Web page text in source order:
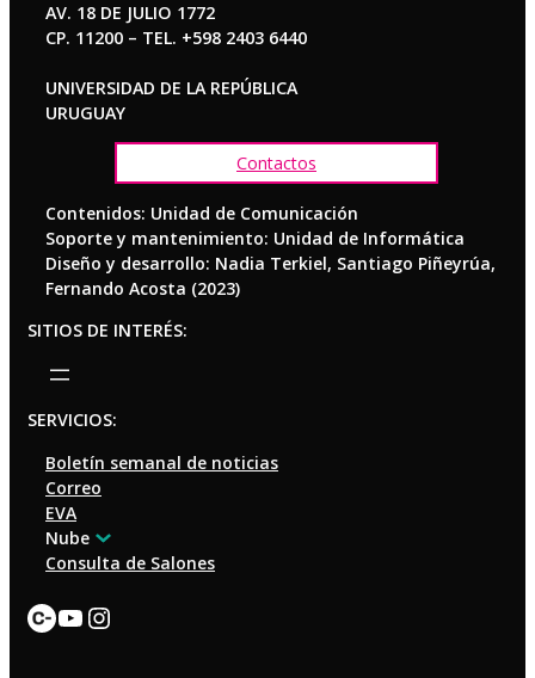
AV. 18 DE JULIO 1772
CP. 11200 – TEL. +598 2403 6440
UNIVERSIDAD DE LA REPÚBLICA
URUGUAY
Contactos
Contenidos: Unidad de Comunicación
Soporte y mantenimiento: Unidad de Informática
Diseño y desarrollo: Nadia Terkiel, Santiago Piñeyrúa,
Fernando Acosta (2023)
SITIOS DE INTERÉS:
SERVICIOS:
Boletín semanal de noticias
Correo
EVA
Nube
Consulta de Salones
Enlace
YouTube
Instagram